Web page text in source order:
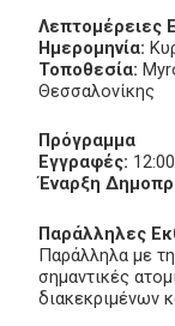
Λεπτομέρειες
Ημερομηνία:
Τοποθεσία:
Θεσσαλονίκης
Πρόγραμμα
Εγγραφές:
Έναρξη
Παράλληλες
Παράλληλα με
σημαντικές
διακεκριμένων